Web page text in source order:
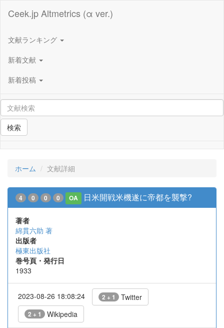
Ceek.jp Altmetrics (α ver.)
文献ランキング
新着文献
新着投稿
検索
ホーム 文献詳細
4 0 0 0 OA 日米開戦米機遂に帝都を襲撃?
著者
綿貫六助 著
出版者
極東出版社
巻号頁・発行日
1933
2023-08-26 18:08:24 2 + 1 Twitter
2 + 1 Wikipedia